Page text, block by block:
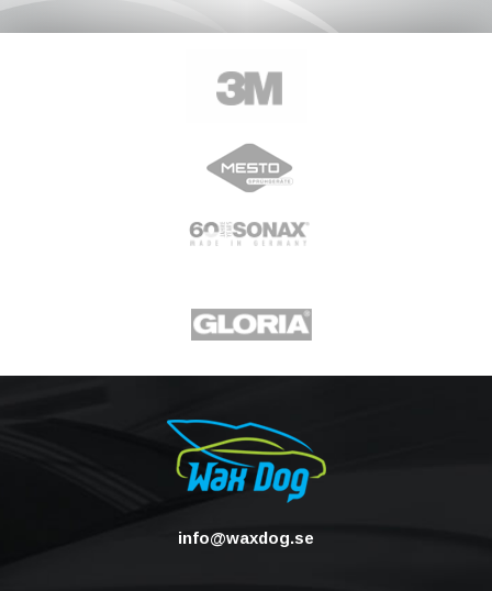
info@waxdog.se